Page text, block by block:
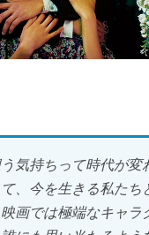
気持ちって時代が変
、今を生きる私たち
画では極端なキャラ